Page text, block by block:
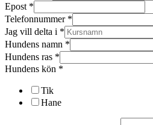
Epost *
Telefonnummer *
Jag vill delta i *
Hundens namn *
Hundens ras *
Hundens kön *
Tik
Hane